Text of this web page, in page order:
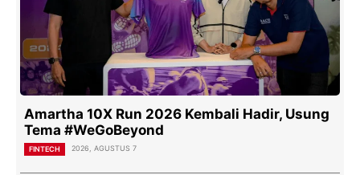
Amartha 10X Run 2026 Kembali Hadir, Usung
Tema #WeGoBeyond
FINTECH 2026, AGUSTUS 7